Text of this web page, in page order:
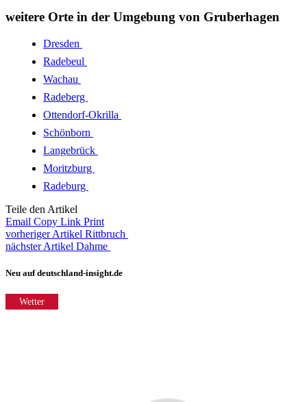
weitere Orte in der Umgebung von Gruberhagen
Dresden
Radebeul
Wachau
Radeberg
Ottendorf-Okrilla
Schönborn
Langebrück
Moritzburg
Radeburg
Teile den Artikel
Email Copy Link Print
vorheriger Artikel Rittbruch
nächster Artikel Dahme
Neu auf deutschland-insight.de
Wetter